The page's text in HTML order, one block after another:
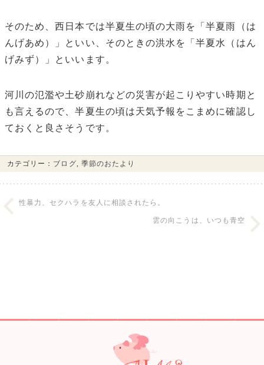
そのため、西日本では半夏生の頃の大雨を「半夏雨（は
んげあめ）」といい、そのときの洪水を「半夏水（はん
げみず）」といいます。
河川の氾濫や土砂崩れなどの災害が起こりやすい時期と
も言えるので、半夏生の頃は天気予報をこまめに確認し
ておくと良さそうです。
カテゴリー： ブログ, 季節のおたより
性暴力、セクハラを友人に相談されたら。
雲の向こうは、いつも青空